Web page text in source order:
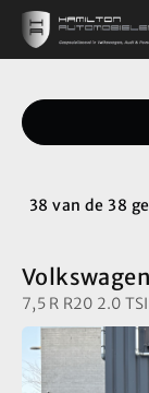
Home
Over
Filters
Merk
Model
Model
Transmissie
Handgeschakeld
38 van de 38
7,5 R R20 2.0